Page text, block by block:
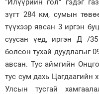
“Илүүрийн гол” гэдэг
зүгт 284 км, сумын
түүхээр явсан 3 иргэн
суусан үед, иргэн Д /35
болсон тухай дуудлагыг
авсан. Тус аймгийн
тус сум дахь Цагдаагийн
Улсын тусгай